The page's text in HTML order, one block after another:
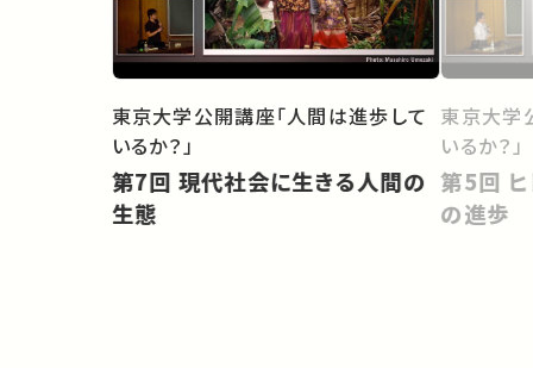
東京大学公開講座「人間は進歩して
いるか？」
第7回 現代社会に生きる人間の
生態
東京大学
いるか？」
第5回 ヒト進化から考える人間
の進歩